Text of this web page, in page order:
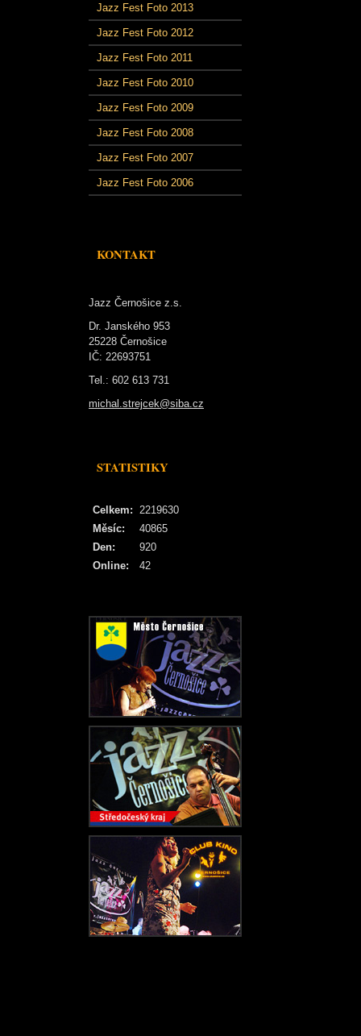
Jazz Fest Foto 2013
Jazz Fest Foto 2012
Jazz Fest Foto 2011
Jazz Fest Foto 2010
Jazz Fest Foto 2009
Jazz Fest Foto 2008
Jazz Fest Foto 2007
Jazz Fest Foto 2006
KONTAKT
Jazz Černošice z.s.
Dr. Janského 953
25228 Černošice
IČ: 22693751
Tel.: 602 613 731
michal.strejcek@siba.cz
STATISTIKY
Online: 42
Celkem: 2219630
Měsíc:
40865
Den:
920